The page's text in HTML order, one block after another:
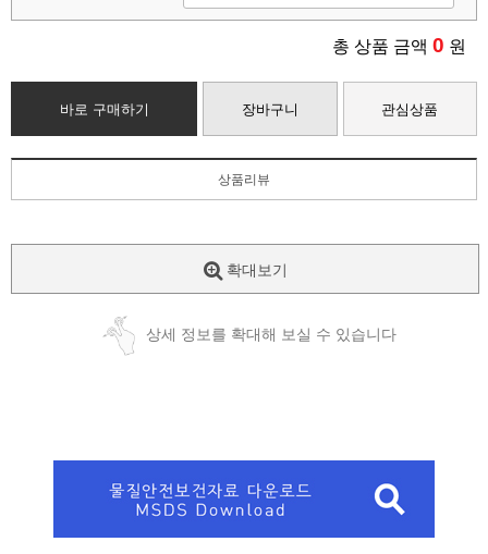
총 상품 금액 0 원
바로 구매하기 장바구니 관심상품
상품리뷰
확대보기
상세 정보를 확대해 보실 수 있습니다